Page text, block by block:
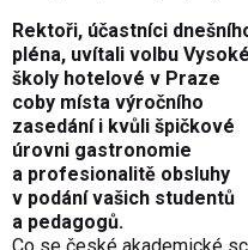
Rektoři, účastníci
pléna, uvítali volbu Vysoké
školy hotelové v Praze
coby místa výročního
zasedání i kvůli špičkové
úrovni gastronomie
a profesionalitě obsluhy
v podání vašich studentů
a pedagogů.